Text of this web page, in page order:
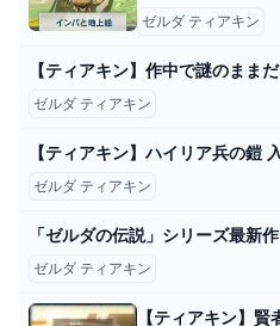
ゼルダ ティアキン
ゼルダ ティアキン
ゼルダ ティアキン
ゼルダ ティアキン